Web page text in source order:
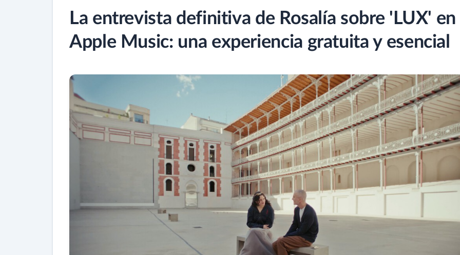
La entrevista definitiva de Rosalía sobre 'LUX' en
Apple Music: una experiencia gratuita y esencial